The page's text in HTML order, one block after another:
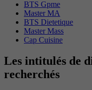
BTS Gpme
Master MA
BTS Dietetique
Master Mass
Cap Cuisine
Les intitulés de
recherchés